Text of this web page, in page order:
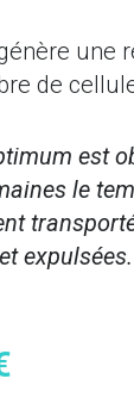
une
de
est
le
expulsées.